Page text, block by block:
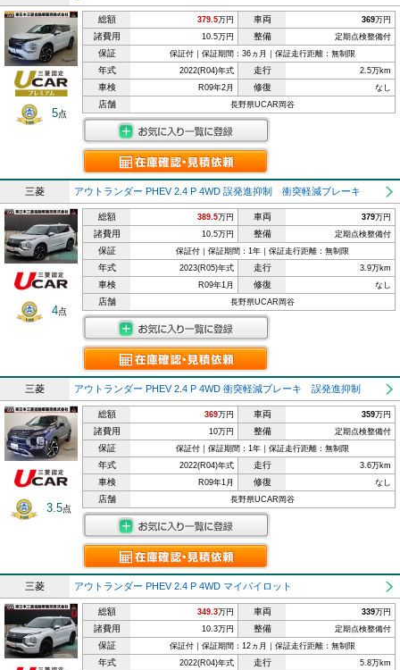
5点
総額 379.5万円 車両 369万円
諸費用 10.5万円 整備 定期点検整備付
保証 保証付｜保証期間：36ヵ月｜保証走行距離：無制限
年式 2022(R04)年式 走行 2.5万km
車検 R09年2月 修復 なし
店舗 長野県UCAR岡谷
三菱 アウトランダー PHEV 2.4 P 4WD 誤発進抑制 衝突軽減ブレーキ
4点
総額 389.5万円 車両 379万円
諸費用 10.5万円 整備 定期点検整備付
保証 保証付｜保証期間：1年｜保証走行距離：無制限
年式 2023(R05)年式 走行 3.9万km
車検 R09年1月 修復 なし
店舗 長野県UCAR岡谷
三菱 アウトランダー PHEV 2.4 P 4WD 衝突軽減ブレーキ 誤発進抑制
3.5点
総額 369万円 車両 359万円
諸費用 10万円 整備 定期点検整備付
保証 保証付｜保証期間：1年｜保証走行距離：無制限
年式 2022(R04)年式 走行 3.6万km
車検 R09年1月 修復 なし
店舗 長野県UCAR岡谷
三菱 アウトランダー PHEV 2.4 P 4WD マイパイロット
総額 349.3万円 車両 339万円
諸費用 10.3万円 整備 定期点検整備付
保証 保証付｜保証期間：12ヵ月｜保証走行距離：無制限
年式 2022(R04)年式 走行 5.8万km